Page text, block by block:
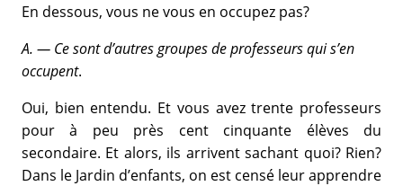
En dessous, vous ne vous en occupez pas?
A. — Ce sont d’autres groupes de professeurs qui s’en
occupent.
Oui, bien entendu. Et vous avez trente professeurs
pour à peu près cent cinquante élèves du
secondaire. Et alors, ils arrivent sachant quoi? Rien?
Dans le Jardin d’enfants, on est censé leur apprendre